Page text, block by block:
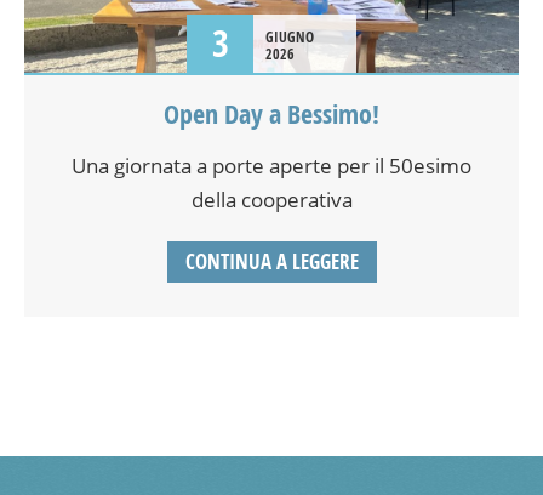
3
GIUGNO
2026
Open Day a Bessimo!
Una giornata a porte aperte per il 50esimo
della cooperativa
CONTINUA A LEGGERE